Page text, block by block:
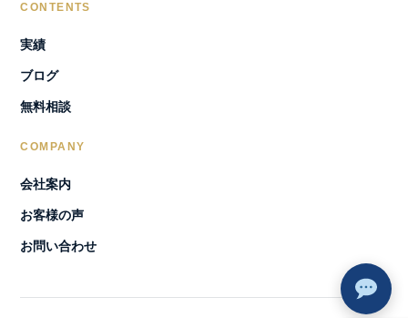
CONTENTS
実績
ブログ
無料相談
COMPANY
会社案内
お客様の声
お問い合わせ